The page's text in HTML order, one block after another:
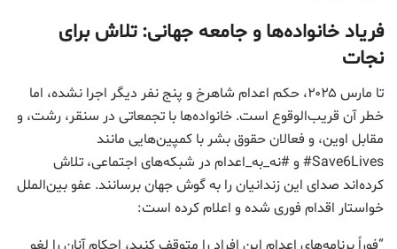
فریاد خانواده‌ها و جامعه جهانی: تلاش برای
نجات
تا مارس ۲۰۲۵، حکم اعدام شاهرخ و پنج نفر دیگر اجرا نشده، اما
خطر آن قریب‌الوقوع است. خانواده‌ها با تجمعاتی در سنقر، رشت، و
مقابل اوین، و فعالان حقوق بشر با کمپین‌هایی مانند
Save6Lives# و #نه_به_اعدام در شبکه‌های اجتماعی، تلاش
کرده‌اند صدای این زندانیان را به گوش جهان برسانند. عفو بین‌الملل
خواستار اقدام فوری شده و اعلام کرده است: